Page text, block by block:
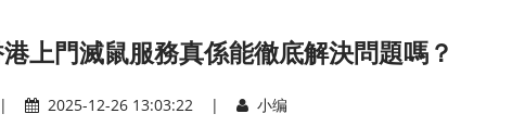
上門滅鼠服務真係能徹底解決問題嗎？
2025-12-26 13:03:22 | 小编